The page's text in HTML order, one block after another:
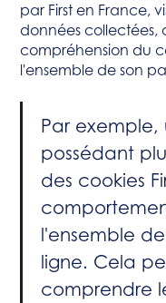
par First en France,
données collectées,
compréhension du
l'ensemble de son
Par
possédant
des cookies
l'ensemble
ligne. Cela
comprendre